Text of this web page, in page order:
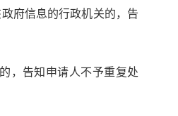
府信息的行政机关的，告
，告知申请人不予重复处